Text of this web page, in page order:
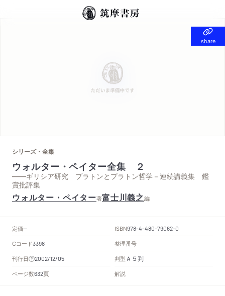
share
share
シリーズ・全集
ウォルター・ペイター全集 ２
——ギリシア研究 プラトンとプラトン哲学－連続講義集 鑑
賞批評集
ウォルター・ペイター著富士川義之編
定価-- ISBN978-4-480-79062-0
Cコード3398
整理番号
刊行日
2002/12/05 判型 Ａ５判
ページ数632頁 解説